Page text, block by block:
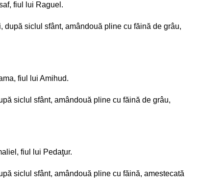
fiul lui Raguel.
siclul sfânt, amândouă pline cu făină de grâu,
fiul lui Amihud.
siclul sfânt, amândouă pline cu făină de grâu,
fiul lui Pedaţur.
siclul sfânt, amândouă pline cu făină, amestecată